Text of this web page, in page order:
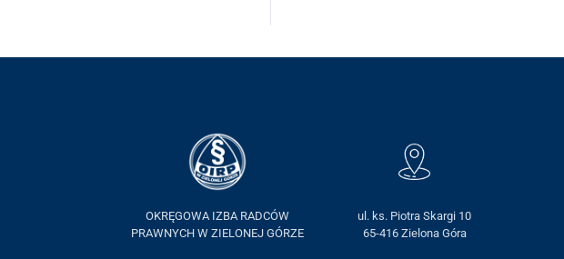
OKRĘGOWA IZBA RADCÓW
PRAWNYCH W ZIELONEJ GÓRZE
ul. ks. Piotra Skargi 10
65-416 Zielona Góra